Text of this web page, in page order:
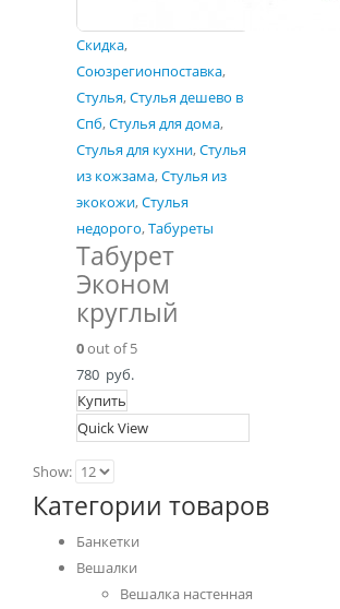
Скидка,
Союзрегионпоставка,
Стулья,Стулья дешево в
Спб,Стулья для дома,
Стулья для кухни,Стулья
из кожзама,Стулья из
экокожи,Стулья
недорого,Табуреты
Табурет
Эконом
круглый
0out of 5
780 руб.
Купить
Quick View
Show:
Категории товаров
Банкетки
Вешалки
Вешалка настенная